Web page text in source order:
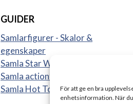
För att ge en bra
enhetsinformation. När
GUIDER
Samlarfigurer - Skalor &
egenskaper
Samla Star Wars figurer
Samla actionfigurer
Samla Hot Toys